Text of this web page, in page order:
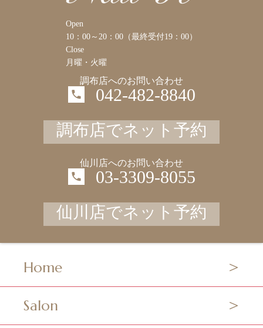
Open
10：00～20：00（最終受付19：00）
Close
月曜・火曜
調布店へのお問い合わせ
042-482-8840
調布店でネット予約
仙川店へのお問い合わせ
03-3309-8055
仙川店でネット予約
Home
Salon